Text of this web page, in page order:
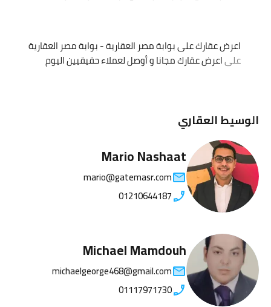
اعرض عقارك على بوابة مصر العقارية - بوابة مصر العقارية
علىاعرض عقارك مجانا و أوصل لعملاء حقيقيين اليوم
الوسيط العقاري
Mario Nashaat
mario@gatemasr.com
01210644187
Michael Mamdouh
michaelgeorge468@gmail.com
01117971730